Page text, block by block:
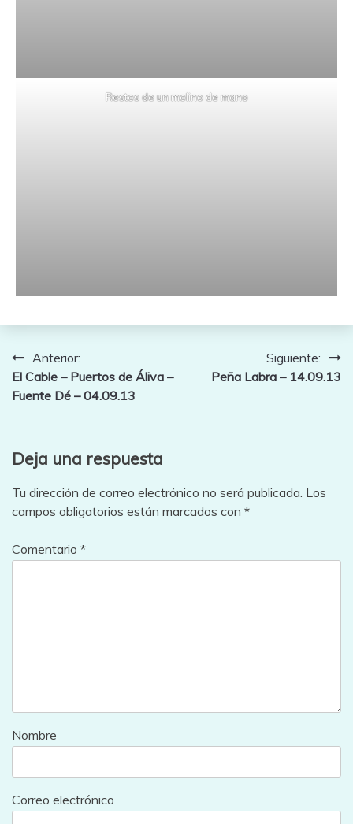
Restos de un molino de mano
Navegación
de
Anterior:
El Cable – Puertos de Áliva –
Fuente Dé – 04.09.13
Siguiente:
Peña Labra – 14.09.13
Deja una respuesta
Tu dirección de correo electrónico no será publicada. Los
campos obligatorios están marcados con *
Comentario *
Nombre
Correo electrónico